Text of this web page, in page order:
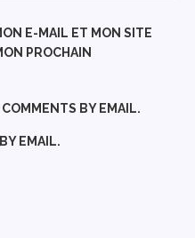
E-MAIL ET MON SITE
PROCHAIN
BY EMAIL.
EMAIL.